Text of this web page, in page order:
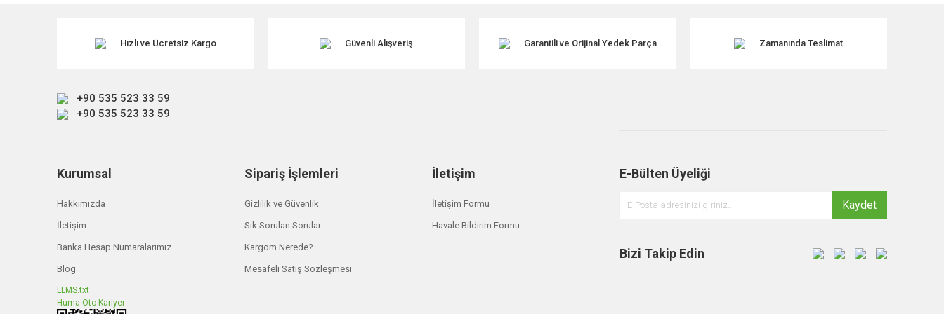
Ürün açıklamasında eksik bilgiler bulunuyor.
Bu ürüne benzer farklı alternatifler olmalı.
Hızlı ve Ücretsiz Kargo Güvenli Alışveriş Garantili ve Orijinal Yedek Parça Zamanında Teslimat
+90 535 523 33 59
+90 535 523 33 59
Kurumsal
Hakkımızda
İletişim
Banka Hesap Numaralarımız
Blog
LLMS.txt
Huma Oto Kariyer
Sipariş İşlemleri
Gizlilik ve Güvenlik
Sık Sorulan Sorular
Kargom Nerede?
Mesafeli Satış Sözleşmesi
İletişim
İletişim Formu
Havale Bildirim Formu
E-Bülten Üyeliği
Kaydet
Bizi Takip Edin